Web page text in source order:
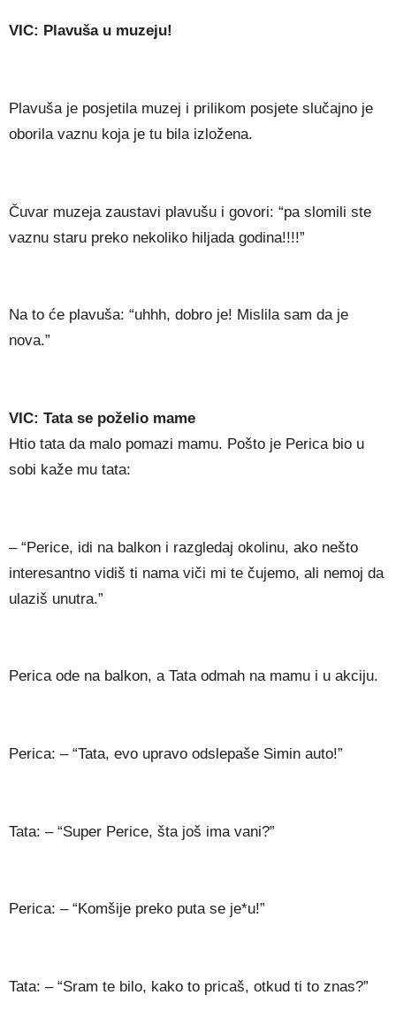
VIC: Plavuša u muzeju!
Plavuša je posjetila muzej i prilikom posjete slučajno je
oborila vaznu koja je tu bila izložena.
Čuvar muzeja zaustavi plavušu i govori: “pa slomili ste
vaznu staru preko nekoliko hiljada godina!!!!”
Na to će plavuša: “uhhh, dobro je! Mislila sam da je
nova.”
VIC: Tata se poželio mame
Htio tata da malo pomazi mamu. Pošto je Perica bio u
sobi kaže mu tata:
– “Perice, idi na balkon i razgledaj okolinu, ako nešto
interesantno vidiš ti nama viči mi te čujemo, ali nemoj da
ulaziš unutra.”
Perica ode na balkon, a Tata odmah na mamu i u akciju.
Perica: – “Tata, evo upravo odslepaše Simin auto!”
Tata: – “Super Perice, šta još ima vani?”
Perica: – “Komšije preko puta se je*u!”
Tata: – “Sram te bilo, kako to pricaš, otkud ti to znas?”